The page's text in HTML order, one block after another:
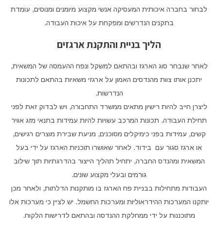
לבחור בחברה איכותית המעסיקה אנשי מקצוע מיומנים ומנוסים, עומדת
בתקנים הנדרשים ומפקחת על איכות העבודה.
הליך בניית והתקנת ארגזים
לאחר שנבחר סוג הארגז ובהתאם למשקל ונפח ההעמסה של המשאית,
יתכנן אותו צוות מהנדסים האמון על ארגזי משאיות בהתאם לתכונות
הנדרשות.
ליצרן חייב להיות רישיון מתאים ממשרד התחבורה, ויש לבדוק זאת לפני
תחילת העבודה. תכונות המרכב עשויות להיות עמידות בתנאי מזג אוויר
קשים, עמידות בפני כימיקלים מסוכנים, מניעת שבירת מוצרים רגישים,
או ארגז סגור עם בידוד. לאחר שאושרו תוכניות הארגז על ידי בעל
המשאית ומהנדס החברה, יתחיל תהליך הייצור בהדרגתיות תוך שילוב
גורמים ובעלי מקצוע שונים.
העבודות מתחילות בבניית פח הארגז בו מותקנות הדלתות, ולאחר מכן
יותקנו המערכות ההידראוליות ומערכות החשמל. יש לציין כי מערכות אלו
מתוכננות על ידי ממחלקת ההנדסה ובהתאם לדרישות הלקוח.